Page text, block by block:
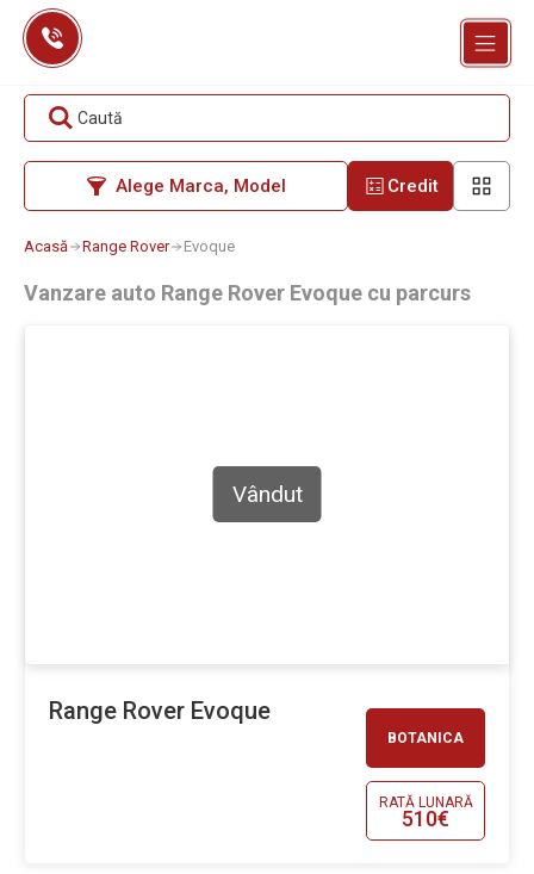
Skip
content
Caută
Alege Marca, Model Credit
Acasă Range Rover Evoque
Vanzare auto Range Rover Evoque cu parcurs
BOTANICA
RATĂ LUNARĂ
510€
Vândut
Range Rover Evoque